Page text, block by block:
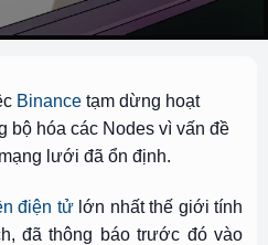
Binancetạm dừng hoạt
bộ hóa các Nodes vì vấn đề
lưới đã ổn định.
điện tửlớn nhất thế giới tính
đã thông báo trước đó vào